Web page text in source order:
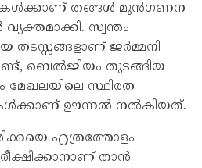
തങ്ങൾ മുൻഗണന
സ്വന്തം
തടസ്സങ്ങളാണ് ജർമ്മനി
ബെൽജിയം തുടങ്ങിയ
മേഖലയിലെ സ്ഥിരത
ഊന്നൽ നൽകിയത്.
എത്രത്തോളം
താൻ